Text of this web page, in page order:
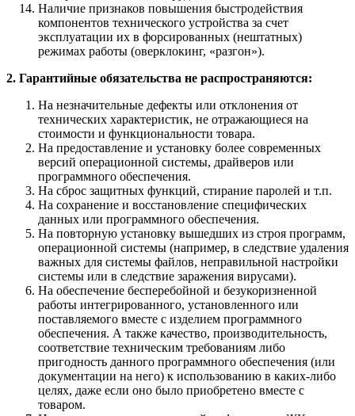
Наличие признаков повышения быстродействия
компонентов технического устройства за счет
эксплуатации их в форсированных (нештатных)
режимах работы (оверклокинг, «разгон»).
2. Гарантийные обязательства не распространяются:
На незначительные дефекты или отклонения от
технических характеристик, не отражающиеся на
стоимости и функциональности товара.
На предоставление и установку более современных
версий операционной системы, драйверов или
программного обеспечения.
На сброс защитных функций, стирание паролей и т.п.
На сохранение и восстановление специфических
данных или программного обеспечения.
На повторную установку вышедших из строя программ,
операционной системы (например, в следствие удаления
важных для системы файлов, неправильной настройки
системы или в следствие заражения вирусами).
На обеспечение бесперебойной и безукоризненной
работы интегрированного, установленного или
поставляемого вместе с изделием программного
обеспечения. А также качество, производительность,
соответствие техническим требованиям либо
пригодность данного программного обеспечения (или
документации на него) к использованию в каких-либо
целях, даже если оно было приобретено вместе с
товаром.